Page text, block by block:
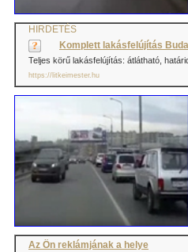
HIRDETÉS
Komplett lakásfelújítás
Teljes körű lakásfelújítás: átlátható,
https://litkeimester.hu
Az Ön reklámjának a helye